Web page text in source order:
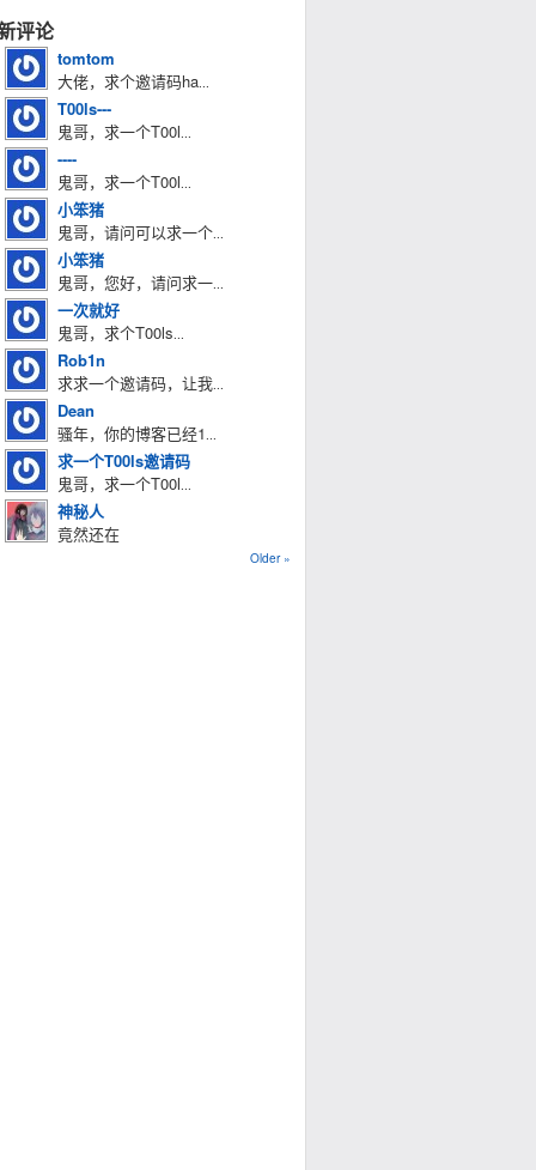
评论
tomtom
大佬，求个邀请码ha...
T00ls---
鬼哥，求一个T00l...
----
鬼哥，求一个T00l...
小笨猪
鬼哥，请问可以求一个...
小笨猪
鬼哥，您好，请问求一...
一次就好
鬼哥，求个T00ls...
Rob1n
求求一个邀请码，让我...
Dean
骚年，你的博客已经1...
求一个T00ls邀请码
鬼哥，求一个T00l...
神秘人
竟然还在
Older »